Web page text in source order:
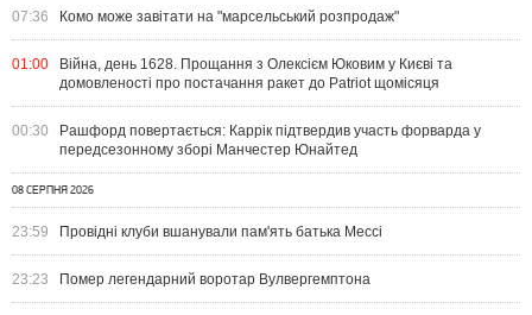
07:36 Комо може завітати на "марсельський розпродаж"
01:00
Війна, день 1628. Прощання з Олексієм Юковим у Києві та
домовленості про постачання ракет до Patriot щомісяця
00:30
Рашфорд повертається: Каррік підтвердив участь форварда у
передсезонному зборі Манчестер Юнайтед
08 СЕРПНЯ 2026
23:59 Провідні клуби вшанували пам'ять батька Мессі
23:23 Помер легендарний воротар Вулвергемптона